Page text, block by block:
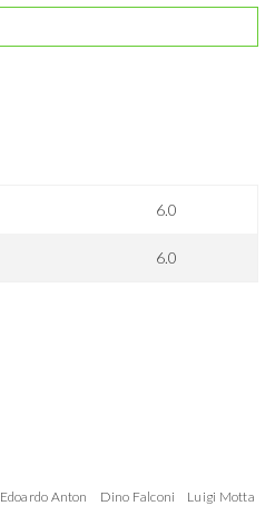
6.0
6.0
Edoardo Anton Dino Falconi
Luigi Motta